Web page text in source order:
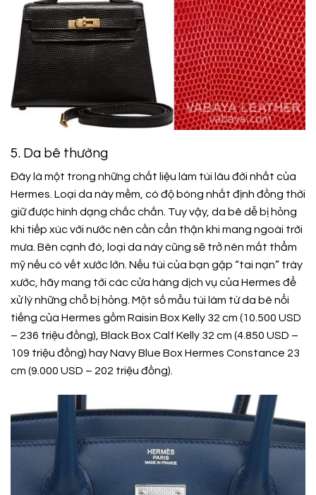
5. Da bê thường
Đây là một trong những chất liệu làm túi lâu đời nhất của
Hermes. Loại da này mềm, có độ bóng nhất định đồng thời
giữ được hình dạng chắc chắn. Tuy vậy, da bê dễ bị hỏng
khi tiếp xúc với nước nên cần cẩn thận khi mang ngoài trời
mưa. Bên cạnh đó, loại da này cũng sẽ trở nên mất thẩm
mỹ nếu có vết xước lớn. Nếu túi của bạn gặp “tai nạn” trày
xước, hãy mang tới các cửa hàng dịch vụ của Hermes để
xử lý những chỗ bị hỏng. Một số mẫu túi làm từ da bê nổi
tiếng của Hermes gồm Raisin Box Kelly 32 cm (10.500 USD
– 236 triệu đồng), Black Box Calf Kelly 32 cm (4.850 USD –
109 triệu đồng) hay Navy Blue Box Hermes Constance 23
cm (9.000 USD – 202 triệu đồng).